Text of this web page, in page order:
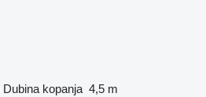
Dubina kopanja 4,5 m